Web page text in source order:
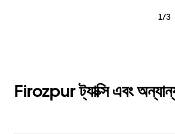
1/3
Firozpur ট্যাক্সি এবং